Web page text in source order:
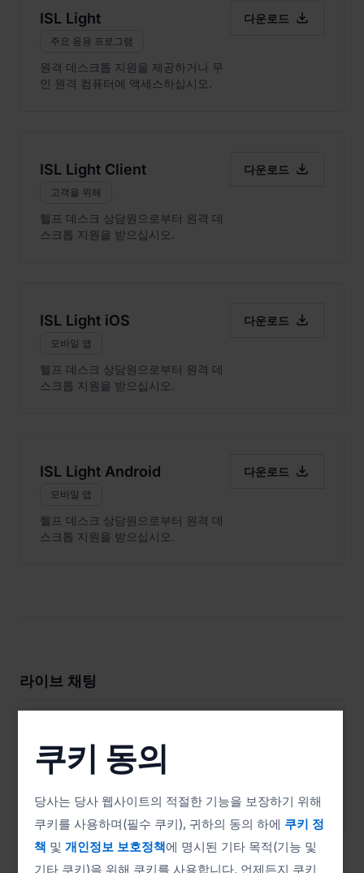
ISL Light
주요 응용 프로그램
원격 데스크톱 지원을 제공하거나 무
인 원격 컴퓨터에 액세스하십시오.
다운로드 
ISL Light Client
고객을 위해
헬프 데스크 상담원으로부터 원격 데
스크톱 지원을 받으십시오.
다운로드 
ISL Light iOS
모바일 앱
헬프 데스크 상담원으로부터 원격 데
스크톱 지원을 받으십시오.
다운로드 
ISL Light Android
모바일 앱
헬프 데스크 상담원으로부터 원격 데
스크톱 지원을 받으십시오.
다운로드 
라이브 채팅
라이브 채팅 신청
에게 기술 지원을 제공하십시오.
쿠키 동의
당사는 당사 웹사이트의 적절한 기능을 보장하기 위해
쿠키를 사용하며(필수 쿠키), 귀하의 동의 하에 쿠키 정
책 및 개인정보 보호정책에 명시된 기타 목적(기능 및
기타 쿠키)을 위해 쿠키를 사용합니다. 언제든지 쿠키